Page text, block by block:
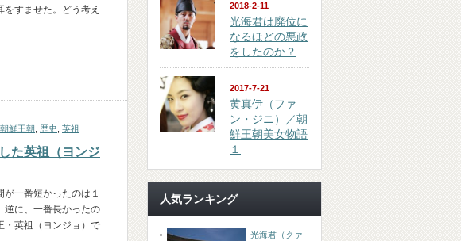
すませた。どう考え
朝鮮王朝 歴史 英祖
た英祖（ヨンジ
一番短かったのは１
逆に、一番長かったの
・英祖（ヨンジョ）で
2018-2-11
光海君は廃位に
なるほどの悪政
をしたのか？
2017-7-21
黄真伊（ファ
ン・ジニ）／朝
鮮王朝美女物語
１
人気ランキング
光海君（クァ